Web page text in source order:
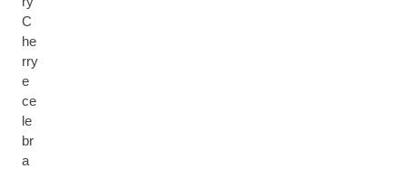
C
he
rry
e
ce
le
br
a